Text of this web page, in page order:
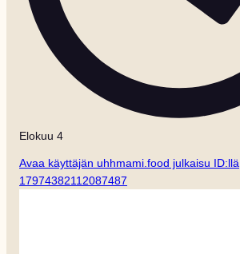
Elokuu 4
Avaa käyttäjän uhhmami.food julkaisu ID:llä
17974382112087487